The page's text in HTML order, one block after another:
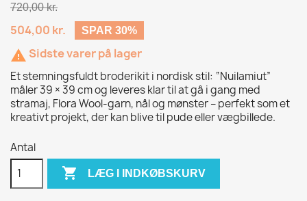
720,00 kr.
504,00 kr. SPAR 30%
 Sidste varer på lager
Et stemningsfuldt broderikit i nordisk stil: “Nuilamiut”
måler 39 × 39 cm og leveres klar til at gå i gang med
stramaj, Flora Wool-garn, nål og mønster – perfekt som et
kreativt projekt, der kan blive til pude eller vægbillede.
Antal
 LÆG I INDKØBSKURV